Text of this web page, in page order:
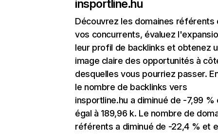
insportline.hu
Découvrez les domaines référents
vos concurrents, évaluez
leur profil de backlinks et obtenez
image claire des opportunités à
desquelles vous pourriez passer.
le nombre de backlinks vers
insportline.hu a diminué de -7,99
égal à 189,96 k. Le nombre de
référents a diminué de -22,4 % et